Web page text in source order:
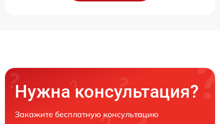
Нужна консультация?
Закажите бесплатную консультацию